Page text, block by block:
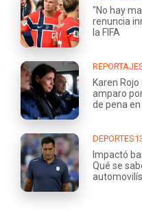
"No hay
renuncia
la FIFA
Karen
amparo
de pena
Impactó
Qué se